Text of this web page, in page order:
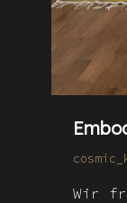
Wir